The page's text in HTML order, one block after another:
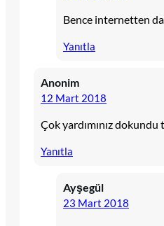
Bence internetten
Yanıtla
Anonim
12 Mart 2018
Çok yardımınız
Yanıtla
Ayşegül
23 Mart 2018